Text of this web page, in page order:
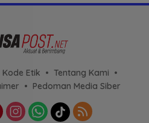
Kode Etik
Tentang Kami
Pedoman Media Siber